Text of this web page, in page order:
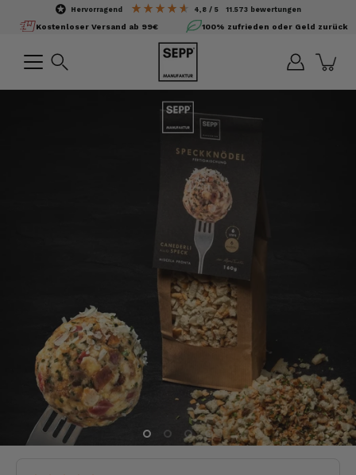
überspringen
Kostenloser Versand ab 99€
hervorragend 4,8 / 5 11.573 bewertungen
100% zufrieden oder Geld zurück